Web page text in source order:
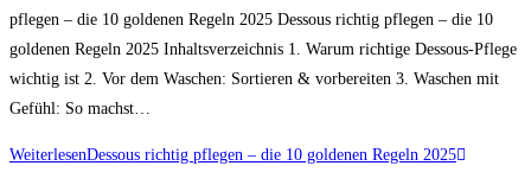
pflegen – die 10 goldenen Regeln 2025 Dessous richtig pflegen – die 10
goldenen Regeln 2025 Inhaltsverzeichnis 1. Warum richtige Dessous‑Pflege
wichtig ist 2. Vor dem Waschen: Sortieren & vorbereiten 3. Waschen mit
Gefühl: So machst…
WeiterlesenDessous richtig pflegen – die 10 goldenen Regeln 2025